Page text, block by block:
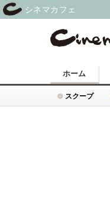
ホーム
スクープ
シネマカフェ